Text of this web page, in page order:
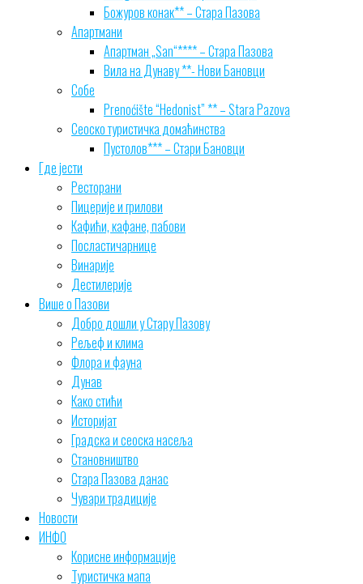
Божуров конак** – Стара Пазова
Апартмани
Апартман „San“**** – Стара Пазова
Вила на Дунаву **- Нови Бановци
Собе
Prenoćište “Hedonist” ** – Stara Pazova
Сеоско туристичка домаћинства
Пустолов*** – Стари Бановци
Где јести
Ресторани
Пицерије и грилови
Кафићи, кафане, пабови
Посластичарнице
Винарије
Дестилерије
Више о Пазови
Добро дошли у Стару Пазову
Рељеф и клима
Флора и фауна
Дунав
Како стићи
Историјат
Градска и сеоска насеља
Становништво
Стара Пазова данас
Чувари традиције
Новости
ИНФО
Корисне информације
Туристичка мапа